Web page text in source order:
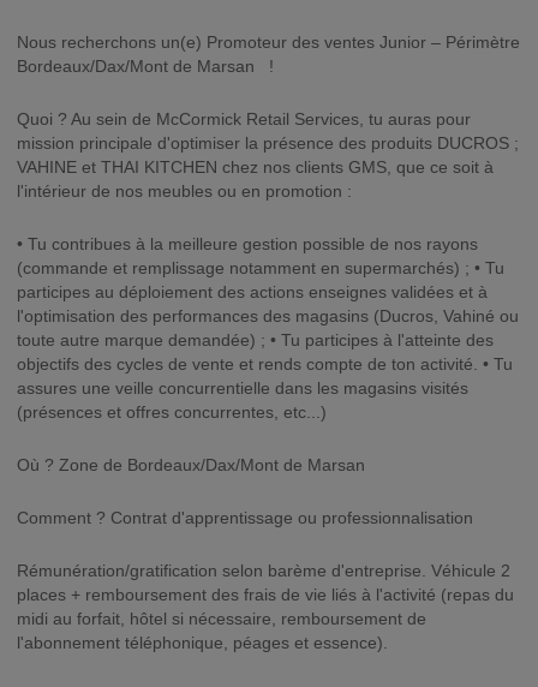
Nous recherchons un(e) Promoteur des ventes Junior – Périmètre
Bordeaux/Dax/Mont de Marsan !
Quoi ? Au sein de McCormick Retail Services, tu auras pour
mission principale d'optimiser la présence des produits DUCROS ;
VAHINE et THAI KITCHEN chez nos clients GMS, que ce soit à
l'intérieur de nos meubles ou en promotion :
• Tu contribues à la meilleure gestion possible de nos rayons
(commande et remplissage notamment en supermarchés) ; • Tu
participes au déploiement des actions enseignes validées et à
l'optimisation des performances des magasins (Ducros, Vahiné ou
toute autre marque demandée) ; • Tu participes à l'atteinte des
objectifs des cycles de vente et rends compte de ton activité. • Tu
assures une veille concurrentielle dans les magasins visités
(présences et offres concurrentes, etc...)
Où ? Zone de Bordeaux/Dax/Mont de Marsan
Comment ? Contrat d'apprentissage ou professionnalisation
Rémunération/gratification selon barème d'entreprise. Véhicule 2
places + remboursement des frais de vie liés à l'activité (repas du
midi au forfait, hôtel si nécessaire, remboursement de
l'abonnement téléphonique, péages et essence).